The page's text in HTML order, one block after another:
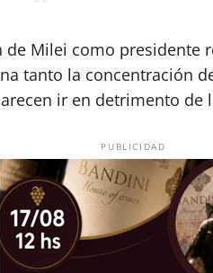
de Milei como presidente
tanto la concentración
ir en detrimento de
PUBLICIDAD